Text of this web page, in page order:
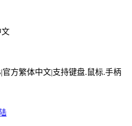
文
官方繁体中文|支持键盘.鼠标.手柄